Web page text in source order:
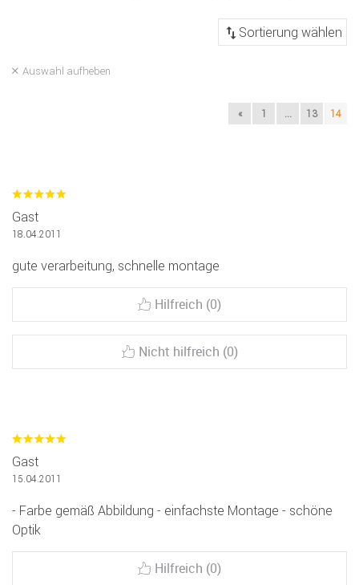
Auswahl aufheben
« 1 ... 13 14
Gast
18.04.2011
gute verarbeitung, schnelle montage
Hilfreich (0)
Nicht hilfreich (0)
Gast
15.04.2011
- Farbe gemäß Abbildung - einfachste Montage - schöne
Optik
Hilfreich (0)